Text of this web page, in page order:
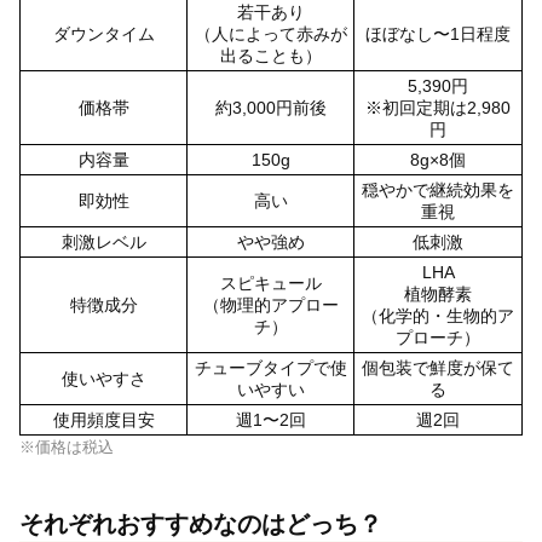
ダウンタイム
若干あり
（人によって赤みが
出ることも）
ほぼなし〜1日程度
価格帯 約3,000円前後
5,390円
※初回定期は2,980
円
内容量
150g 8g×8個
即効性 高い
穏やかで継続効果を
重視
刺激レベル
やや強め 低刺激
特徴成分
スピキュール
（物理的アプロー
チ）
LHA
植物酵素
（化学的・生物的ア
プローチ）
使いやすさ
チューブタイプで使
いやすい
個包装で鮮度が保て
る
使用頻度目安
週1〜2回 週2回
※価格は税込
それぞれおすすめなのはどっち？